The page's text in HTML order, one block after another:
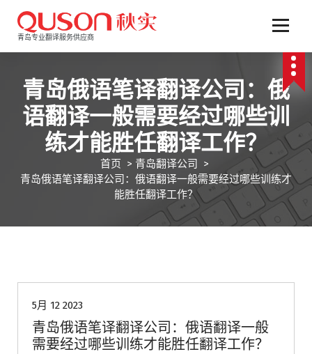
文
青岛专业翻译服务供应商
青岛俄语笔译翻译公司：俄
语翻译一般需要经过哪些训
练才能胜任翻译工作？
首页 > 青岛翻译公司
>
青岛俄语笔译翻译公司：俄语翻译一般需要经过哪些训练才
能胜任翻译工作？
5月 12 2023
青岛俄语笔译翻译公司：俄语翻译一般
需要经过哪些训练才能胜任翻译工作？